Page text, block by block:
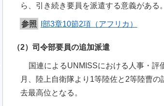
ら、引き続き要員を派遣する意義がある。
参照 I部3章10節2項（アフリカ）
（2）司令部要員の追加派遣
国連によるUNMISSにおける人事・
月、陸上自衛隊より1等陸佐と2等陸曹
去最高位となる。